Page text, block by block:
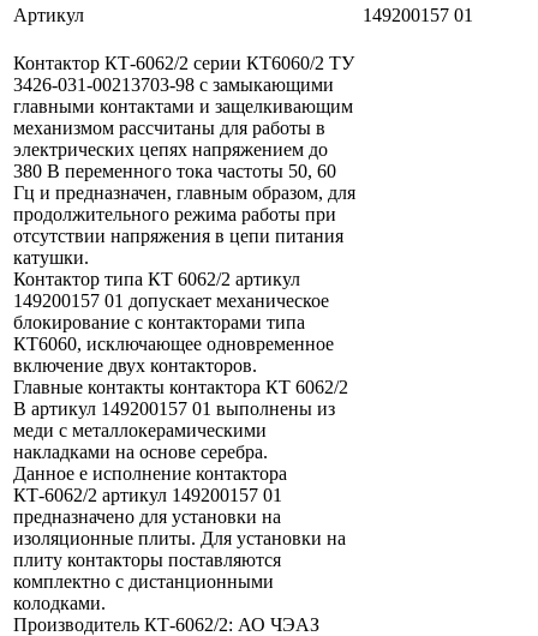
Артикул
149200157 01
Контактор КТ-6062/2 серии КТ6060/2 ТУ
3426-031-00213703-98 с замыкающими
главными контактами и защелкивающим
механизмом рассчитаны для работы в
электрических цепях напряжением до
380 В переменного тока частоты 50, 60
Гц и предназначен, главным образом, для
продолжительного режима работы при
отсутствии напряжения в цепи питания
катушки.
Контактор типа КТ 6062/2 артикул
149200157 01 допускаeт механическое
блокирование с контакторами типа
КТ6060, исключающее одновременное
включение двух контакторов.
Главные контакты контактора КТ 6062/2
В артикул 149200157 01 выполнены из
меди с металлокерамическими
накладками на основе серебра.
Данное е исполнение контактора
КТ-6062/2 артикул 149200157 01
предназначено для установки на
изоляционные плиты. Для установки на
плиту контакторы поставляются
комплектно с дистанционными
колодками.
Производитель КТ-6062/2: АО ЧЭАЗ